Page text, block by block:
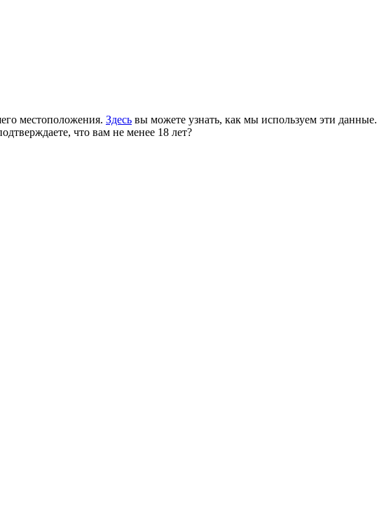
местоположения. Здесь вы можете узнать, как мы используем эти данные.
что вам не менее 18 лет?